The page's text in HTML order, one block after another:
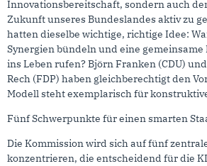
Innovationsbereitschaft, sondern auch
Zukunft unseres Bundeslandes aktiv zu
hatten dieselbe wichtige, richtige Idee:
Synergien bündeln und eine
ins Leben rufen? Björn Franken (CDU)
Rech (FDP) haben gleichberechtigt den
Modell steht exemplarisch für
Fünf Schwerpunkte für einen smarten
Die Kommission wird sich auf fünf
konzentrieren, die entscheidend für die